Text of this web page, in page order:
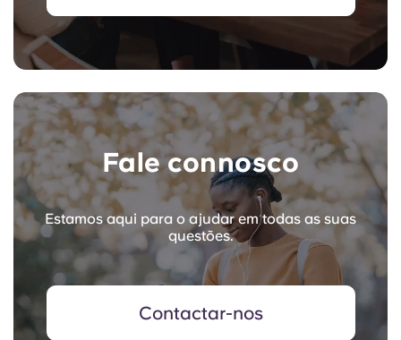
Fale connosco
Estamos aqui para o ajudar em todas as suas
questões.
Contactar-nos